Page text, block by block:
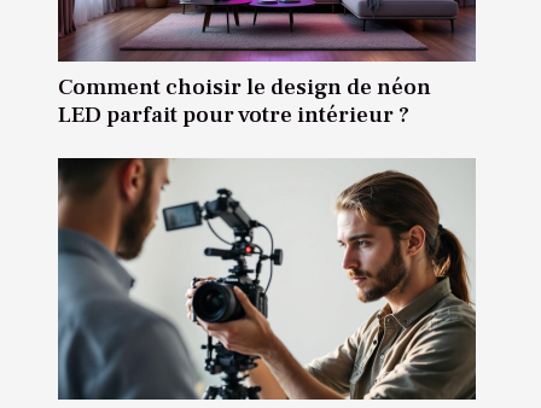
Comment choisir le design de néon
LED parfait pour votre intérieur ?